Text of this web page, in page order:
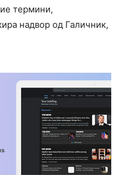
термини,
надвор од Галичник,